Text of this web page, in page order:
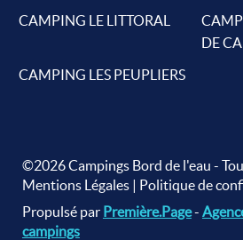
CAMPING LE LITTORAL
DE
CAMPING LES PEUPLIERS
©2026 Campings Bord de l'eau -
Mentions Légales| Politique de
Propulsé par Première.Page-
campings